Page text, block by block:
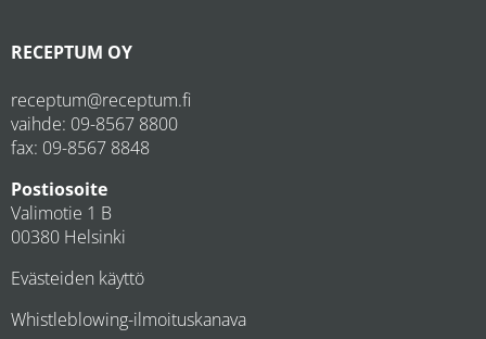
RECEPTUM OY
receptum@receptum.fi
vaihde: 09-8567 8800
fax: 09-8567 8848
Postiosoite
Valimotie 1 B
00380 Helsinki
Evästeiden käyttö
Whistleblowing-ilmoituskanava